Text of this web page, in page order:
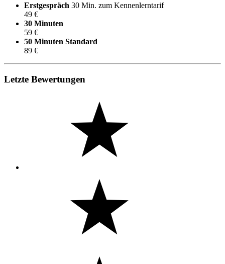
Erstgespräch 30 Min. zum Kennenlerntarif
49 €
30 Minuten
59 €
50 Minuten Standard
89 €
Letzte Bewertungen